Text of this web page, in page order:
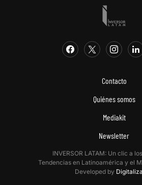
Contacto
Quiénes somos
Mediakit
Newsletter
INVERSOR LATAM: Un clic a
Tendencias en Latinoamérica y el
Developed by